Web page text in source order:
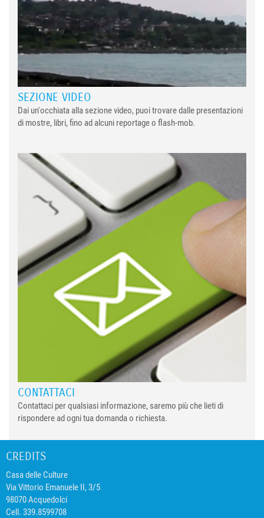
SEZIONE VIDEO
Dai un'occhiata alla sezione video, puoi trovare dalle presentazioni
di mostre, libri, fino ad alcuni reportage o flash-mob.
CONTATTACI
Contattaci per qualsiasi informazione, saremo più che lieti di
rispondere ad ogni tua domanda o richiesta.
CREDITS
Casa delle Culture
Via Vittorio Emanuele II, 3/5
98070 Acquedolci
Cell. 339.8599708